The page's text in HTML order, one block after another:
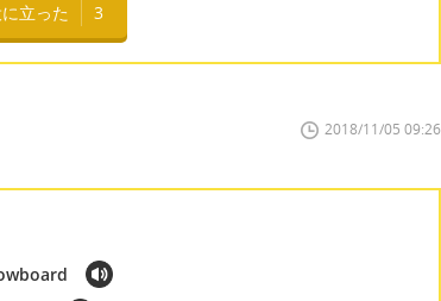
立った 3
2018/11/05 09:26